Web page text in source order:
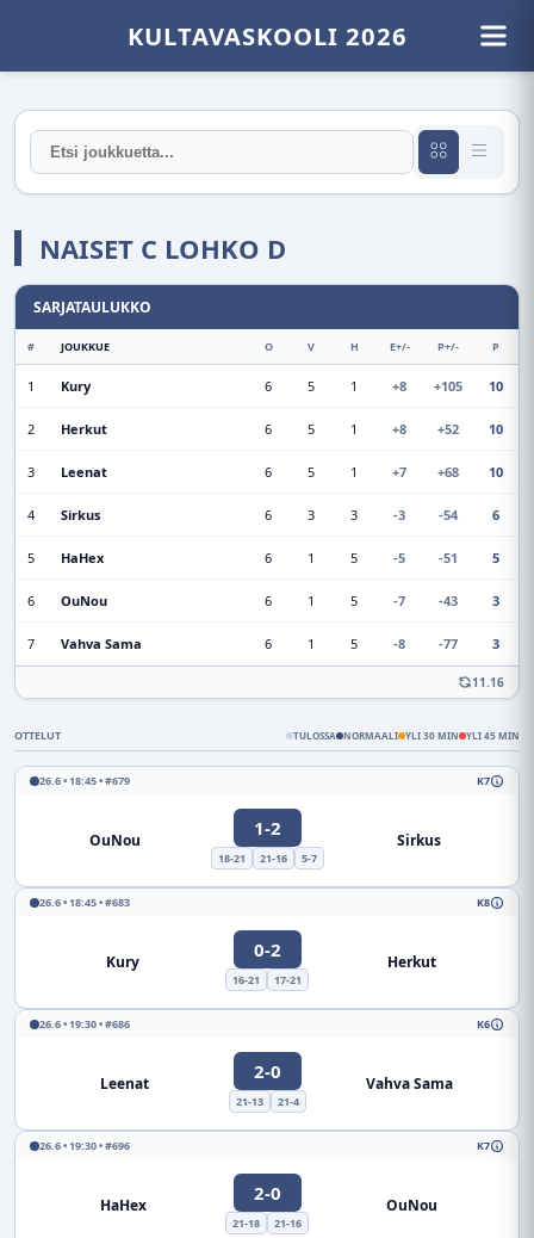
KULTAVASKOOLI 2026
NAISET C LOHKO D
OTTELUT TULOSSA NORMAALI YLI 30 MIN YLI 45 MIN
26.6 • 18:45 • #679 K7
OuNou 1-2
18-21 21-16 5-7
Sirkus
26.6 • 18:45 • #683 K8
Kury 0-2
16-21 17-21
Herkut
26.6 • 19:30 • #686 K6
Leenat 2-0
21-13 21-4
Vahva Sama
26.6 • 19:30 • #696 K7
HaHex 2-0
21-18 21-16
OuNou
SARJATAULUKKO
# JOUKKUE O V H E+/- P+/- P
1 Kury 6 5 1 +8 +105 10
2 Herkut 6 5 1 +8 +52 10
3 Leenat 6 5 1 +7 +68 10
4 Sirkus 6 3 3 -3 -54 6
5 HaHex 6 1 5 -5 -51 5
6 OuNou 6 1 5 -7 -43 3
7 Vahva Sama 6 1 5 -8 -77 3
11.16